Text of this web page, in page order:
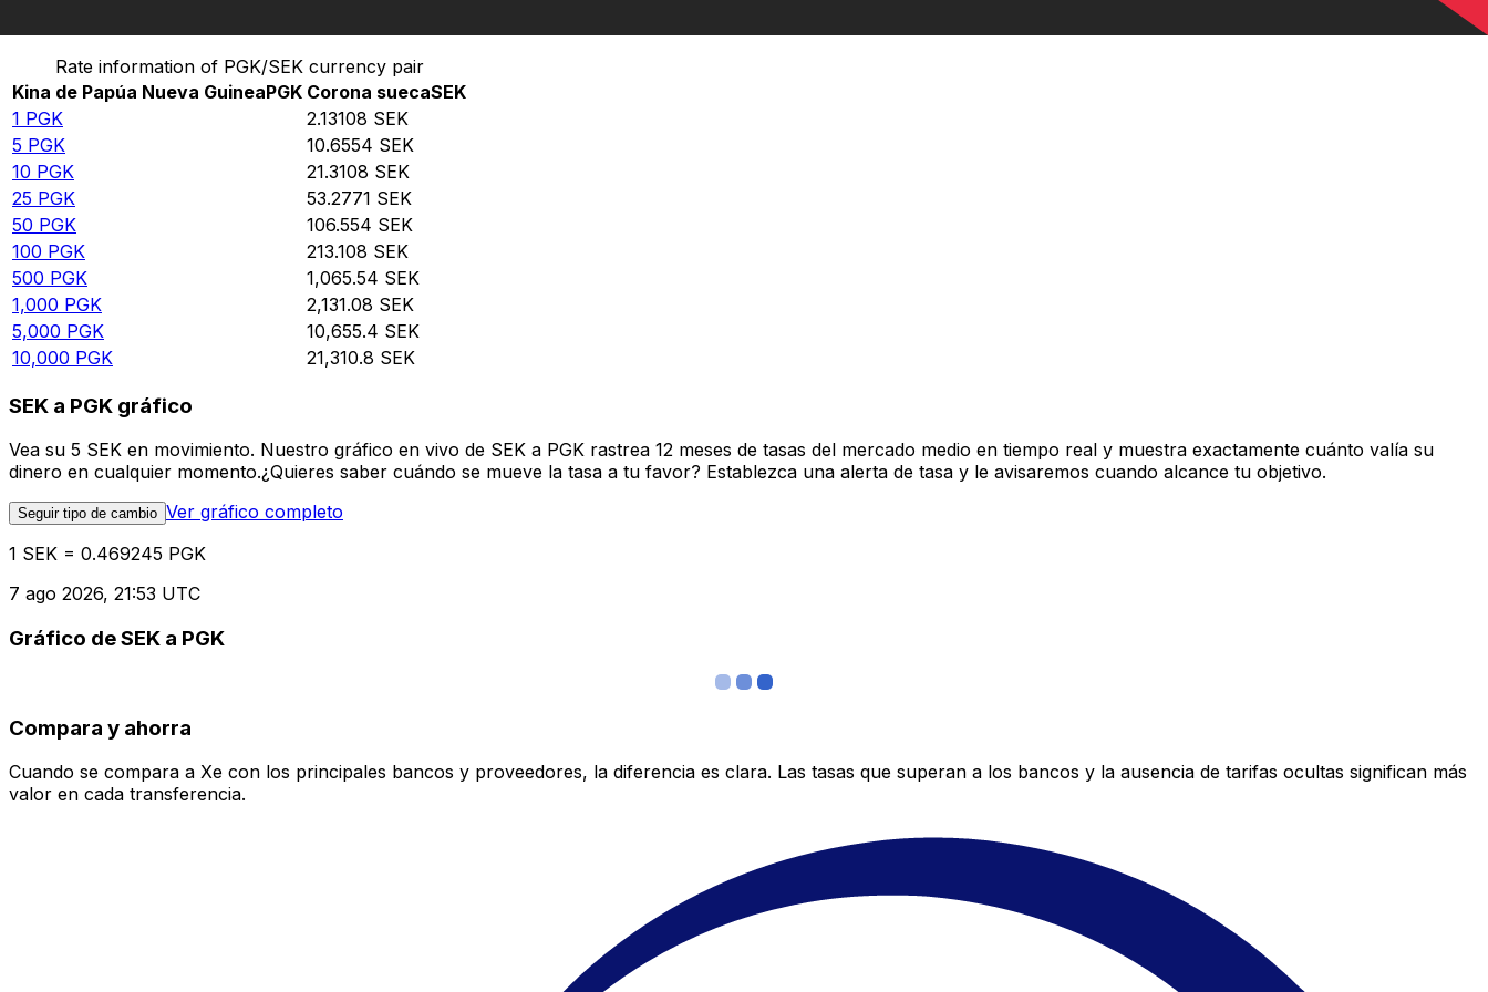
Rate information of PGK/SEK currency pair
Kina de Papúa Nueva GuineaPGK Corona suecaSEK
1 PGK 2.13108 SEK
5 PGK 10.6554 SEK
10 PGK 21.3108 SEK
25 PGK 53.2771 SEK
50 PGK 106.554 SEK
100 PGK 213.108 SEK
500 PGK 1,065.54 SEK
1,000 PGK 2,131.08 SEK
5,000 PGK 10,655.4 SEK
10,000 PGK 21,310.8 SEK
SEK a PGK gráfico
Vea su 5 SEK en movimiento. Nuestro gráfico en vivo de SEK a PGK rastrea 12 meses de tasas del mercado medio en tiempo real y muestra exactamente cuánto valía su
dinero en cualquier momento.¿Quieres saber cuándo se mueve la tasa a tu favor? Establezca una alerta de tasa y le avisaremos cuando alcance tu objetivo.
Seguir tipo de cambio Ver gráfico completo
1 SEK = 0.469245 PGK
7 ago 2026, 21:53 UTC
Gráfico de SEK a PGK
Compara y ahorra
Cuando se compara a Xe con los principales bancos y proveedores, la diferencia es clara. Las tasas que superan a los bancos y la ausencia de tarifas ocultas significan más
valor en cada transferencia.